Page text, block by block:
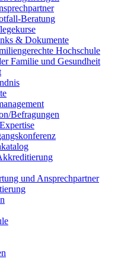
Beratung
& Dokumente
Hochschule
Familie und Gesundheit
Befragungen
und Ansprechpartner